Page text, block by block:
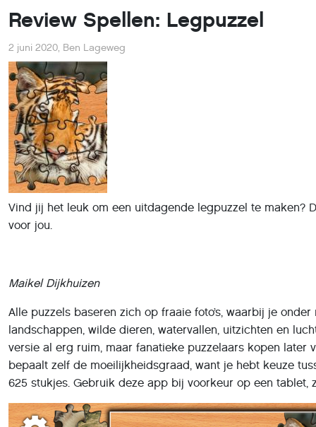
Review Spellen: Legpuzzel
2 juni 2020, Ben Lageweg
Vind jij het leuk om een uitdagende legpuzzel te maken?
voor jou.
Maikel Dijkhuizen
Alle puzzels baseren zich op fraaie foto’s, waarbij je
landschappen, wilde dieren, watervallen, uitzichten en
versie al erg ruim, maar fanatieke puzzelaars kopen later
bepaalt zelf de moeilijkheidsgraad, want je hebt keuze
625 stukjes. Gebruik deze app bij voorkeur op een tablet,